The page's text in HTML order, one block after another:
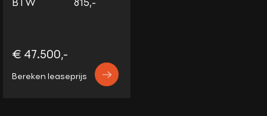
BTW 815,-
€ 47.500,-
Bereken leaseprijs